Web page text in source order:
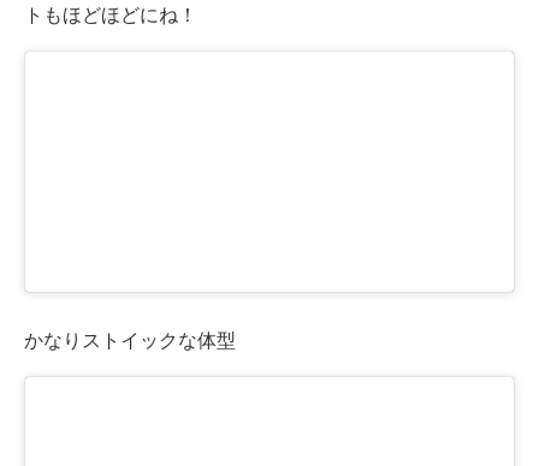
トもほどほどにね！
かなりストイックな体型